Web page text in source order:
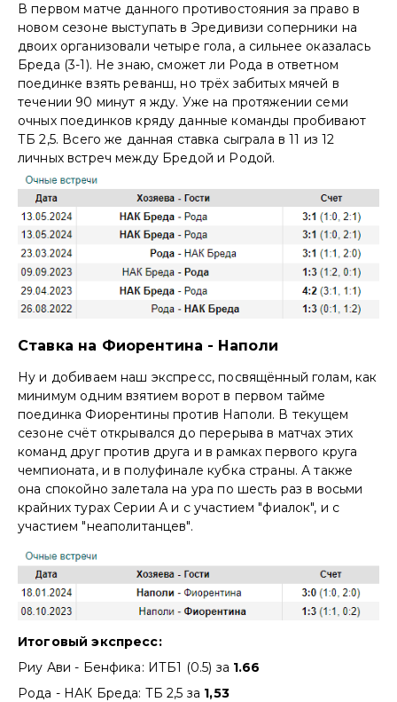
В первом матче данного противостояния за право в
новом сезоне выступать в Эредивизи соперники на
двоих организовали четыре гола, а сильнее оказалась
Бреда (3-1). Не знаю, сможет ли Рода в ответном
поединке взять реванш, но трёх забитых мячей в
течении 90 минут я жду. Уже на протяжении семи
очных поединков кряду данные команды пробивают
ТБ 2,5. Всего же данная ставка сыграла в 11 из 12
личных встреч между Бредой и Родой.
Ставка на Фиорентина - Наполи
Ну и добиваем наш экспресс, посвящённый голам, как
минимум одним взятием ворот в первом тайме
поединка Фиорентины против Наполи. В текущем
сезоне счёт открывался до перерыва в матчах этих
команд друг против друга и в рамках первого круга
чемпионата, и в полуфинале кубка страны. А также
она спокойно залетала на ура по шесть раз в восьми
крайних турах Серии А и с участием "фиалок", и с
участием "неаполитанцев".
Итоговый экспресс:
Риу Ави - Бенфика: ИТБ1 (0.5) за 1.66
Рода - НАК Бреда: ТБ 2,5 за 1,53